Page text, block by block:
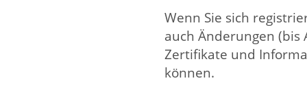
Wenn Sie sich
auch Änderungen
Zertifikate und
können.